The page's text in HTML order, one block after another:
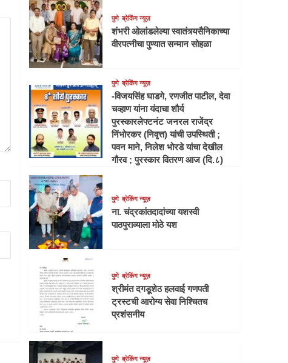
पुणे ब्रेकिंग न्यूज़
शंभरी ओलांडलेल्या स्वातंत्र्यसैनिकाच्या
वीरपत्नीचा पुण्यात सन्मान सोहळा
पुणे ब्रेकिंग न्यूज़
-विजयसिंह घाडगे, रणजीत पाटील, देवा
चव्हाण यांना यंदाचा शौर्य
पुरस्कारलेफ्टनंट जनरल राजेंद्र
निंभोरकर (निवृत्त) यांची उपस्थिती ;
पवन माने, निलेश भोरडे यांचा देखील
गौरव ; पुरस्कार वितरण आज (दि.८)
पुणे ब्रेकिंग न्यूज़
ना. चंद्रकांतदादांच्या यशस्वी
पाठपुराव्याला मोठे यश
पुणे ब्रेकिंग न्यूज़
श्रीमंत दगडूशेठ हलवाई गणपती
ट्रस्टची आरोग्य सेवा निश्चितच
प्रशंसनीय
पुणे ब्रेकिंग न्यूज़